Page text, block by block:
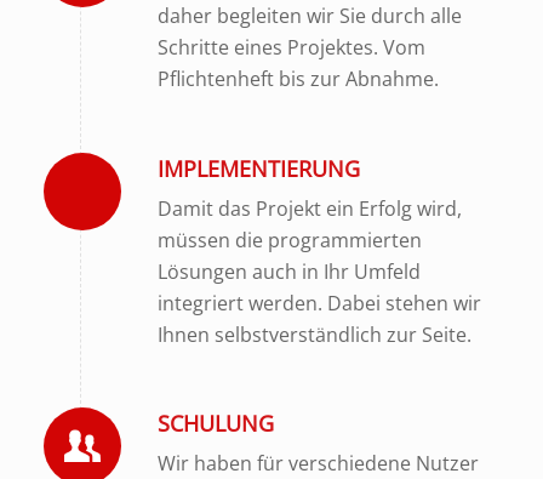
daher begleiten wir Sie durch alle
Schritte eines Projektes. Vom
Pflichtenheft bis zur Abnahme.
IMPLEMENTIERUNG
Damit das Projekt ein Erfolg wird,
müssen die programmierten
Lösungen auch in Ihr Umfeld
integriert werden. Dabei stehen wir
Ihnen selbstverständlich zur Seite.
SCHULUNG
Wir haben für verschiedene Nutzer